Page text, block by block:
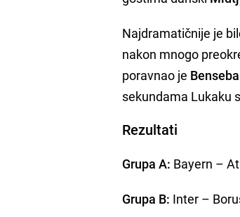
Najdramatičnije je
nakon mnogo
poravnao je
sekundama Lukaku
Rezultati
Grupa A: Bayern –
Grupa B: Inter –